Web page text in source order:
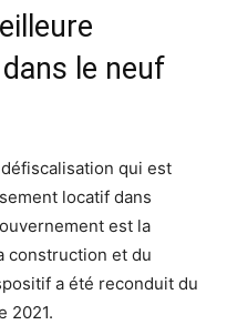
le neuf
qui est
locatif dans
est la
construction et du
a été reconduit du
2021.